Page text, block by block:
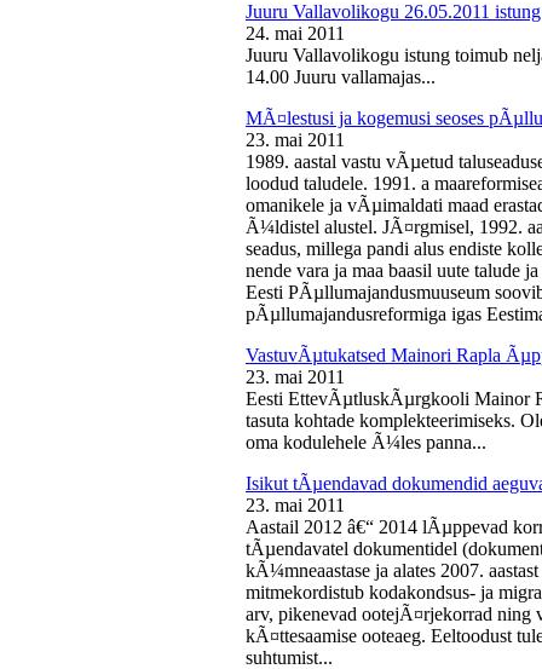
Juuru Vallavolikogu 26.05.2011 istung
24. mai 2011
Juuru Vallavolikogu istung toimub
14.00 Juuru vallamajas...
MÃ¤lestusi ja kogemusi seoses
23. mai 2011
1989. aastal vastu vÃµetud
loodud taludele. 1991. a
omanikele ja vÃµimaldati maad
Ã¼ldistel alustel. JÃ¤rgmisel, 1992.
seadus, millega pandi alus endiste
nende vara ja maa baasil uute talude
Eesti PÃµllumajandusmuuseum
pÃµllumajandusreformiga igas
VastuvÃµtukatsed Mainori Rapla
23. mai 2011
Eesti EttevÃµtluskÃµrgkooli Mainor
tasuta kohtade komplekteerimiseks.
oma kodulehele Ã¼les panna...
Isikut tÃµendavad dokumendid
23. mai 2011
Aastail 2012 â€“ 2014 lÃµppevad
tÃµendavatel dokumentidel
kÃ¼mneaastase ja alates 2007.
mitmekordistub kodakondsus- ja
arv, pikenevad ootejÃ¤rjekorrad ning
kÃ¤ttesaamise ooteaeg. Eeltoodust
suhtumist...